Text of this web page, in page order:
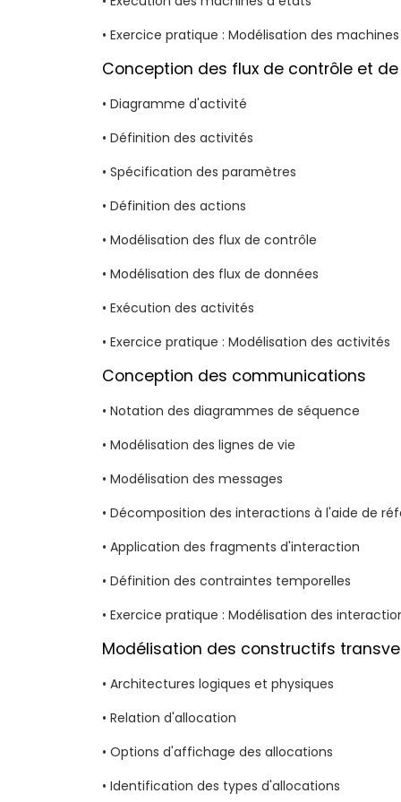
• Exercice pratique : Modélisation des
Conception des flux de contrôle et
• Diagramme d'activité
• Définition des activités
• Spécification des paramètres
• Définition des actions
• Modélisation des flux de contrôle
• Modélisation des flux de données
• Exécution des activités
• Exercice pratique : Modélisation des activités
Conception des communications
• Notation des diagrammes de séquence
• Modélisation des lignes de vie
• Modélisation des messages
• Décomposition des interactions à l'aide de
• Application des fragments d'interaction
• Définition des contraintes temporelles
• Exercice pratique : Modélisation des
Modélisation des constructifs
• Architectures logiques et physiques
• Relation d'allocation
• Options d'affichage des allocations
• Identification des types d'allocations